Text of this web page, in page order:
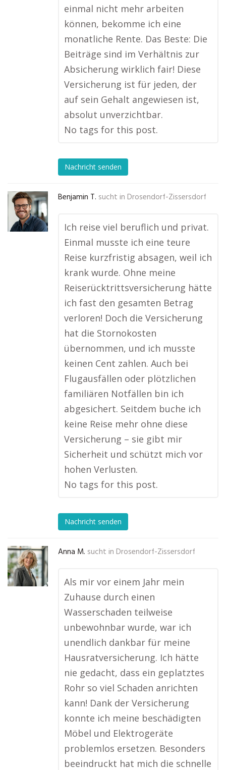
einmal nicht mehr arbeiten
können, bekomme ich eine
monatliche Rente. Das Beste: Die
Beiträge sind im Verhältnis zur
Absicherung wirklich fair! Diese
Versicherung ist für jeden, der
auf sein Gehalt angewiesen ist,
absolut unverzichtbar.
No tags for this post.
Nachricht senden
Benjamin T. sucht in Drosendorf-Zissersdorf
Ich reise viel beruflich und privat.
Einmal musste ich eine teure
Reise kurzfristig absagen, weil ich
krank wurde. Ohne meine
Reiserücktrittsversicherung hätte
ich fast den gesamten Betrag
verloren! Doch die Versicherung
hat die Stornokosten
übernommen, und ich musste
keinen Cent zahlen. Auch bei
Flugausfällen oder plötzlichen
familiären Notfällen bin ich
abgesichert. Seitdem buche ich
keine Reise mehr ohne diese
Versicherung – sie gibt mir
Sicherheit und schützt mich vor
hohen Verlusten.
No tags for this post.
Nachricht senden
Anna M. sucht in Drosendorf-Zissersdorf
Als mir vor einem Jahr mein
Zuhause durch einen
Wasserschaden teilweise
unbewohnbar wurde, war ich
unendlich dankbar für meine
Hausratversicherung. Ich hätte
nie gedacht, dass ein geplatztes
Rohr so viel Schaden anrichten
kann! Dank der Versicherung
konnte ich meine beschädigten
Möbel und Elektrogeräte
problemlos ersetzen. Besonders
beeindruckt hat mich die schnelle